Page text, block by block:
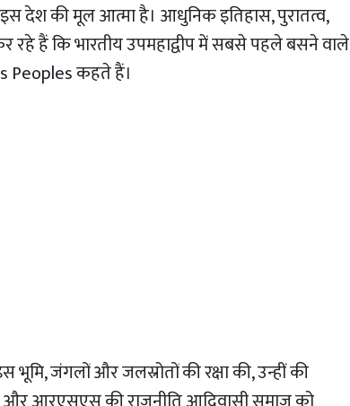
देश की मूल आत्मा है। आधुनिक इतिहास, पुरातत्व,
रहे हैं कि भारतीय उपमहाद्वीप में सबसे पहले बसने वाले
Peoples कहते हैं।
जंगलों और जलस्रोतों की रक्षा की, उन्हीं की